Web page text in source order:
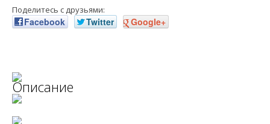
Поделитесь с друзьями:
Facebook Twitter Google+
Описание